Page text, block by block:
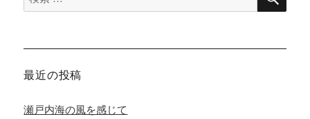
索
最近の投稿
瀬戸内海の風を感じて